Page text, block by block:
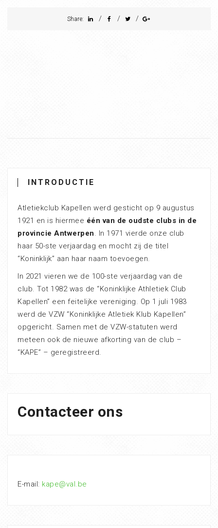
Share: / / /
INTRODUCTIE
Atletiekclub Kapellen werd gesticht op 9 augustus
1921 en is hiermee één van de oudste clubs in de
provincie Antwerpen. In 1971 vierde onze club
haar 50-ste verjaardag en mocht zij de titel
“Koninklijk” aan haar naam toevoegen.
In 2021 vieren we de 100-ste verjaardag van de
club. Tot 1982 was de “Koninklijke Athletiek Club
Kapellen” een feitelijke vereniging. Op 1 juli 1983
werd de VZW “Koninklijke Atletiek Klub Kapellen”
opgericht. Samen met de VZW-statuten werd
meteen ook de nieuwe afkorting van de club –
“KAPE” – geregistreerd.
Contacteer ons
E-mail: kape@val.be